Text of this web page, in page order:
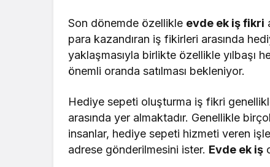
Son dönemde özellikle evde ek iş fikri
para kazandıran iş fikirleri arasında
yaklaşmasıyla birlikte özellikle yılbaşı
önemli oranda satılması bekleniyor.
Hediye sepeti oluşturma iş fikri
arasında yer almaktadır. Genellikle
insanlar, hediye sepeti hizmeti veren
adrese gönderilmesini ister. Evde ek iş